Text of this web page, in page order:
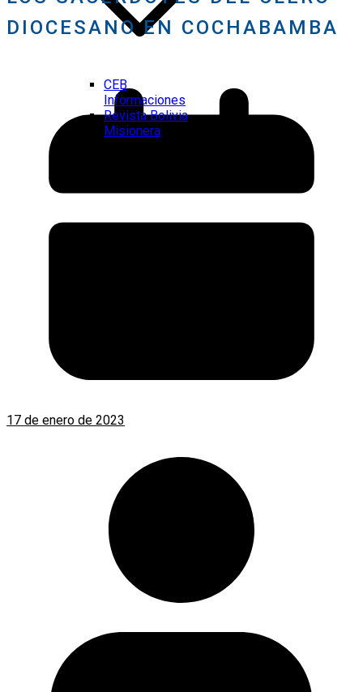
CEB
Informaciones
Revista Bolivia
Misionera
DIOCESANO EN COCHABAMBA
17 de enero de 2023